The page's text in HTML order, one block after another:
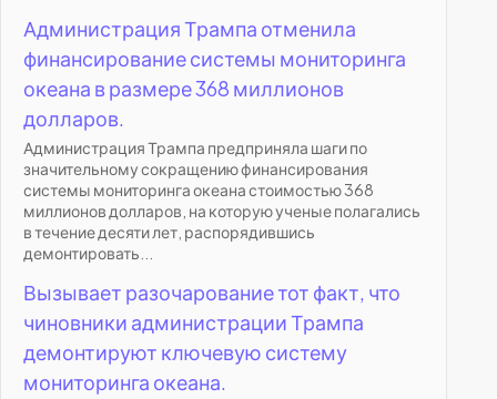
Администрация Трампа отменила
финансирование системы мониторинга
океана в размере 368 миллионов
долларов.
Администрация Трампа предприняла шаги по
значительному сокращению финансирования
системы мониторинга океана стоимостью 368
миллионов долларов, на которую ученые полагались
в течение десяти лет, распорядившись
демонтировать...
Вызывает разочарование тот факт, что
чиновники администрации Трампа
демонтируют ключевую систему
мониторинга океана.